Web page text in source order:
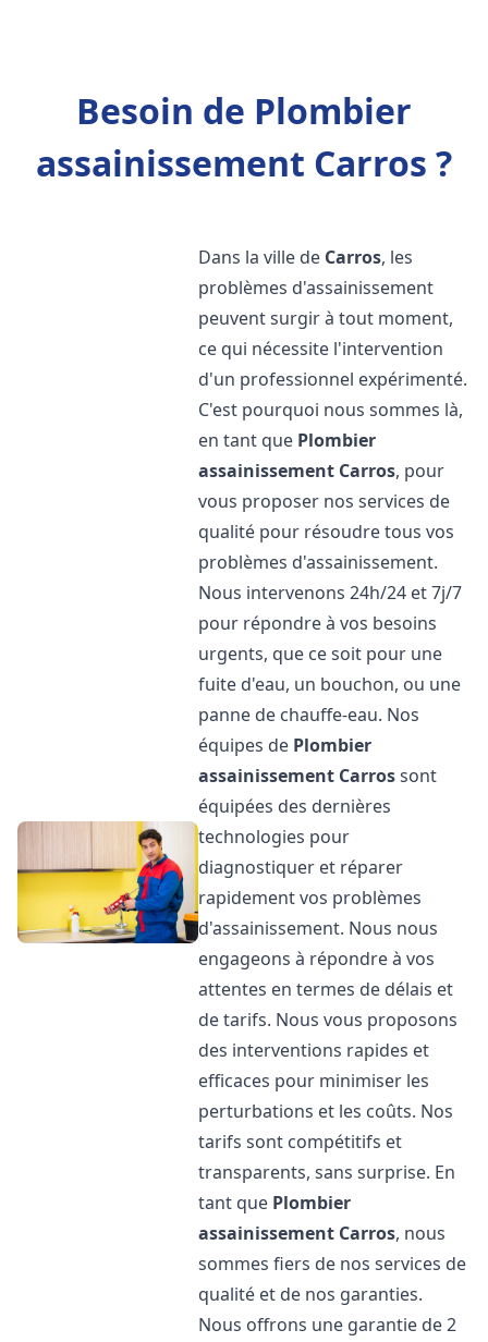
Besoin de Plombier
assainissement Carros ?
Dans la ville de Carros, les
problèmes d'assainissement
peuvent surgir à tout moment,
ce qui nécessite l'intervention
d'un professionnel expérimenté.
C'est pourquoi nous sommes là,
en tant que Plombier
assainissement Carros, pour
vous proposer nos services de
qualité pour résoudre tous vos
problèmes d'assainissement.
Nous intervenons 24h/24 et 7j/7
pour répondre à vos besoins
urgents, que ce soit pour une
fuite d'eau, un bouchon, ou une
panne de chauffe-eau. Nos
équipes de Plombier
assainissement Carrossont
équipées des dernières
technologies pour
diagnostiquer et réparer
rapidement vos problèmes
d'assainissement. Nous nous
engageons à répondre à vos
attentes en termes de délais et
de tarifs. Nous vous proposons
des interventions rapides et
efficaces pour minimiser les
perturbations et les coûts. Nos
tarifs sont compétitifs et
transparents, sans surprise. En
tant que Plombier
assainissement Carros, nous
sommes fiers de nos services de
qualité et de nos garanties.
Nous offrons une garantie de 2